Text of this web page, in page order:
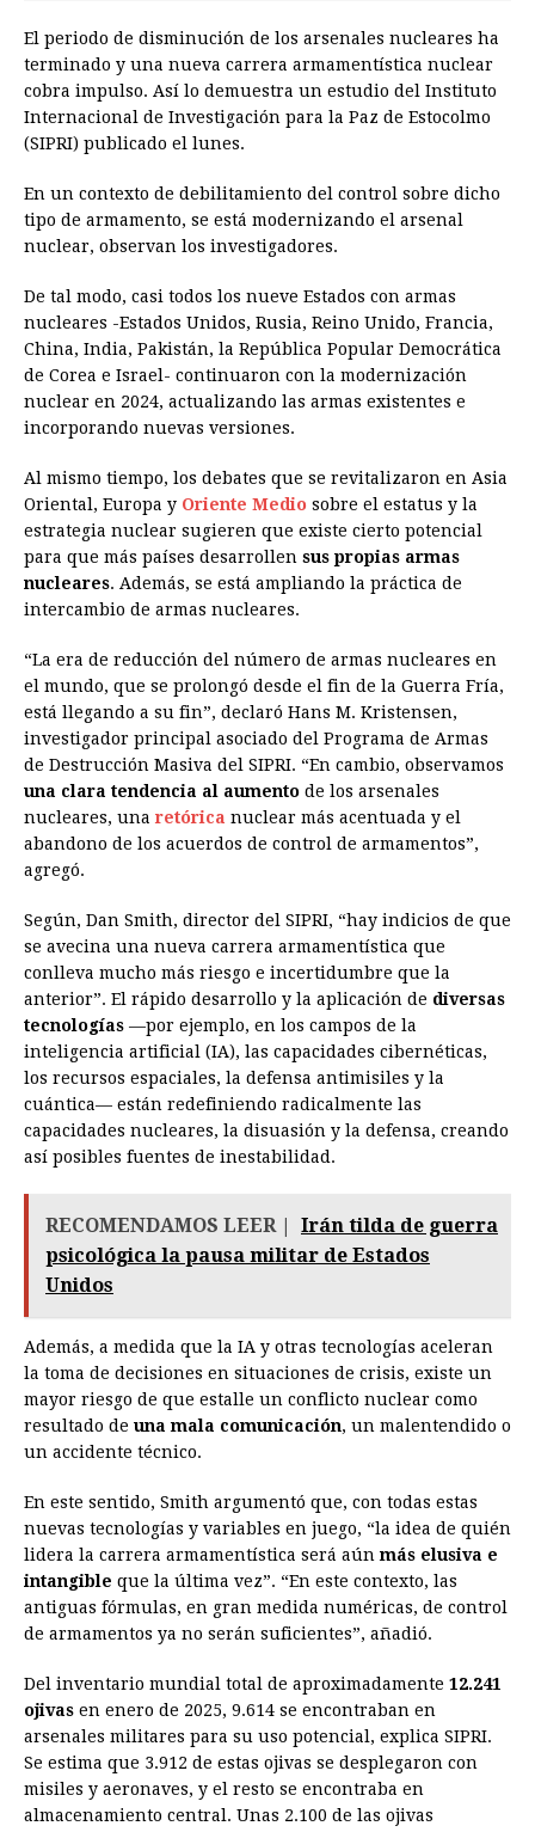
El periodo de disminución de los arsenales nucleares ha
terminado y una nueva carrera armamentística nuclear
cobra impulso. Así lo demuestra un estudio del Instituto
Internacional de Investigación para la Paz de Estocolmo
(SIPRI) publicado el lunes.
En un contexto de debilitamiento del control sobre dicho
tipo de armamento, se está modernizando el arsenal
nuclear, observan los investigadores.
De tal modo, casi todos los nueve Estados con armas
nucleares -Estados Unidos, Rusia, Reino Unido, Francia,
China, India, Pakistán, la República Popular Democrática
de Corea e Israel- continuaron con la modernización
nuclear en 2024, actualizando las armas existentes e
incorporando nuevas versiones.
Al mismo tiempo, los debates que se revitalizaron en Asia
Oriental, Europa y Oriente Medio sobre el estatus y la
estrategia nuclear sugieren que existe cierto potencial
para que más países desarrollen sus propias armas
nucleares. Además, se está ampliando la práctica de
intercambio de armas nucleares.
“La era de reducción del número de armas nucleares en
el mundo, que se prolongó desde el fin de la Guerra Fría,
está llegando a su fin”, declaró Hans M. Kristensen,
investigador principal asociado del Programa de Armas
de Destrucción Masiva del SIPRI. “En cambio, observamos
una clara tendencia al aumento de los arsenales
nucleares, una retórica nuclear más acentuada y el
abandono de los acuerdos de control de armamentos”,
agregó.
Según, Dan Smith, director del SIPRI, “hay indicios de que
se avecina una nueva carrera armamentística que
conlleva mucho más riesgo e incertidumbre que la
anterior”. El rápido desarrollo y la aplicación de diversas
tecnologías —por ejemplo, en los campos de la
inteligencia artificial (IA), las capacidades cibernéticas,
los recursos espaciales, la defensa antimisiles y la
cuántica— están redefiniendo radicalmente las
capacidades nucleares, la disuasión y la defensa, creando
así posibles fuentes de inestabilidad.
RECOMENDAMOS LEER |
Irán tilda de guerra
psicológica la pausa militar de Estados
Unidos
Además, a medida que la IA y otras tecnologías aceleran
la toma de decisiones en situaciones de crisis, existe un
mayor riesgo de que estalle un conflicto nuclear como
resultado de una mala comunicación, un malentendido o
un accidente técnico.
En este sentido, Smith argumentó que, con todas estas
nuevas tecnologías y variables en juego, “la idea de quién
lidera la carrera armamentística será aúnmás elusiva e
intangible que la última vez”. “En este contexto, las
antiguas fórmulas, en gran medida numéricas, de control
de armamentos ya no serán suficientes”, añadió.
Del inventario mundial total de aproximadamente 12.241
ojivas en enero de 2025, 9.614 se encontraban en
arsenales militares para su uso potencial, explica SIPRI.
Se estima que 3.912 de estas ojivas se desplegaron con
misiles y aeronaves, y el resto se encontraba en
almacenamiento central. Unas 2.100 de las ojivas